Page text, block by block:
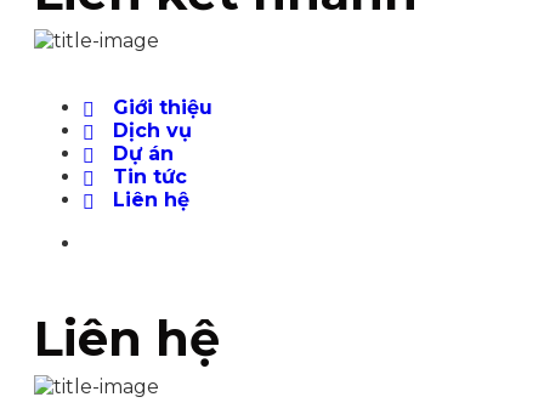
Giới thiệu
Dịch vụ
Dự án
Tin tức
Liên hệ
Liên hệ